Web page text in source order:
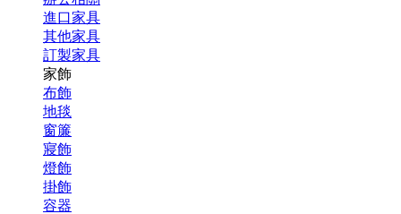
進口家具
其他家具
訂製家具
家飾
布飾
地毯
窗簾
寢飾
燈飾
掛飾
容器